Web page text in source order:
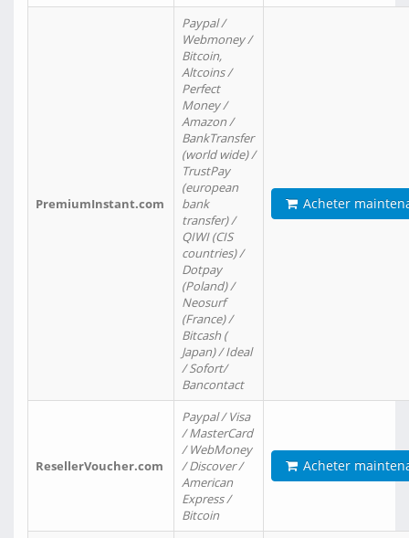
PremiumInstant.com
Paypal /
Webmoney /
Bitcoin,
Altcoins /
Perfect
Money /
Amazon /
BankTransfer
(world wide) /
TrustPay
(european
bank
transfer) /
QIWI (CIS
countries) /
Dotpay
(Poland) /
Neosurf
(France) /
Bitcash (
Japan) / Ideal
/ Sofort/
Bancontact
Acheter
ResellerVoucher.com
Paypal / Visa
/ MasterCard
/ WebMoney
/ Discover /
American
Express /
Bitcoin
Acheter